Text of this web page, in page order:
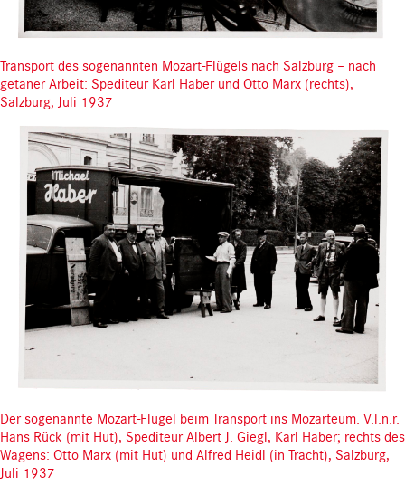
Transport des sogenannten Mozart-Flügels nach Salzburg – nach
getaner Arbeit: Spediteur Karl Haber und Otto Marx (rechts),
Salzburg, Juli 1937
Der sogenannte Mozart-Flügel beim Transport ins Mozarteum. V.l.n.r.
Hans Rück (mit Hut), Spediteur Albert J. Giegl, Karl Haber; rechts des
Wagens: Otto Marx (mit Hut) und Alfred Heidl (in Tracht), Salzburg,
Juli 1937